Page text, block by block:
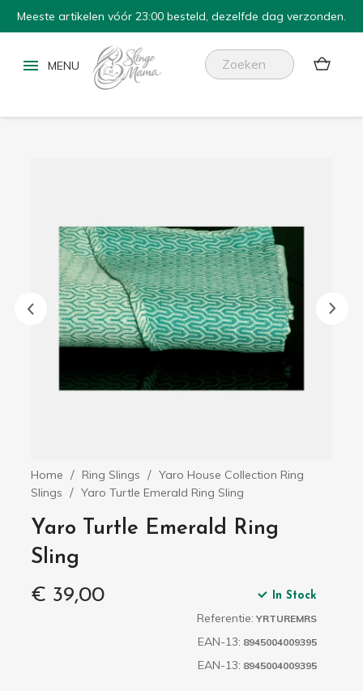
Meeste artikelen vóór 23:00 besteld, dezelfde dag verzonden.

Home Ring Slings
Yaro House Collection Ring
Slings
Yaro Turtle Emerald Ring Sling
Yaro Turtle Emerald Ring
Sling
€ 39,00
In Stock
Referentie: YRTUREMRS
EAN-13: 8945004009395
EAN-13: 8945004009395